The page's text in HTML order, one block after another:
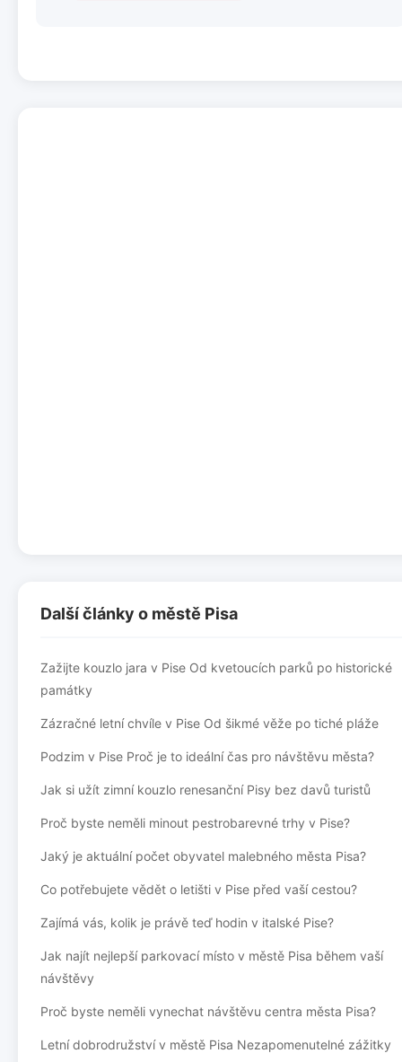
Další články o městě Pisa
Zažijte kouzlo jara v Pise Od kvetoucích parků po historické
památky
Zázračné letní chvíle v Pise Od šikmé věže po tiché pláže
Podzim v Pise Proč je to ideální čas pro návštěvu města?
Jak si užít zimní kouzlo renesanční Pisy bez davů turistů
Proč byste neměli minout pestrobarevné trhy v Pise?
Jaký je aktuální počet obyvatel malebného města Pisa?
Co potřebujete vědět o letišti v Pise před vaší cestou?
Zajímá vás, kolik je právě teď hodin v italské Pise?
Jak najít nejlepší parkovací místo v městě Pisa během vaší
návštěvy
Proč byste neměli vynechat návštěvu centra města Pisa?
Letní dobrodružství v městě Pisa Nezapomenutelné zážitky